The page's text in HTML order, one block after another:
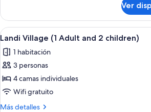
and
children)
Village
(1
Adult
3
children)
Ver
Ver
todas
las
fotos
de
Landi
Village
8
Landi Village (1 Adult and 2 children)
1 habitación
3 personas
4 camas individuales
Wifi gratuito
Más detalles
Más